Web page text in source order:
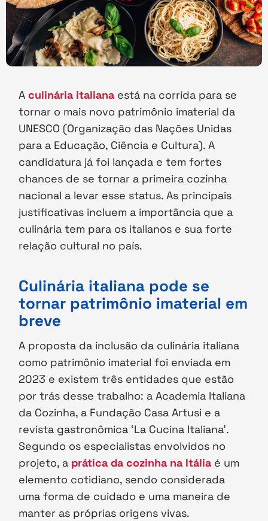
Aculinária italiana está na corrida para se
tornar o mais novo patrimônio imaterial da
UNESCO (Organização das Nações Unidas
para a Educação, Ciência e Cultura). A
candidatura já foi lançada e tem fortes
chances de se tornar a primeira cozinha
nacional a levar esse status. As principais
justificativas incluem a importância que a
culinária tem para os italianos e sua forte
relação cultural no país.
Culinária italiana pode se
tornar patrimônio imaterial em
breve
A proposta da inclusão da culinária italiana
como patrimônio imaterial foi enviada em
2023 e existem três entidades que estão
por trás desse trabalho: a Academia Italiana
da Cozinha, a Fundação Casa Artusi e a
revista gastronômica ‘La Cucina Italiana’.
Segundo os especialistas envolvidos no
projeto, a prática da cozinha na Itália é um
elemento cotidiano, sendo considerada
uma forma de cuidado e uma maneira de
manter as próprias origens vivas.